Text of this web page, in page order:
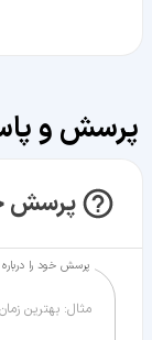
پرسش و
پرسش
پرسش خود را